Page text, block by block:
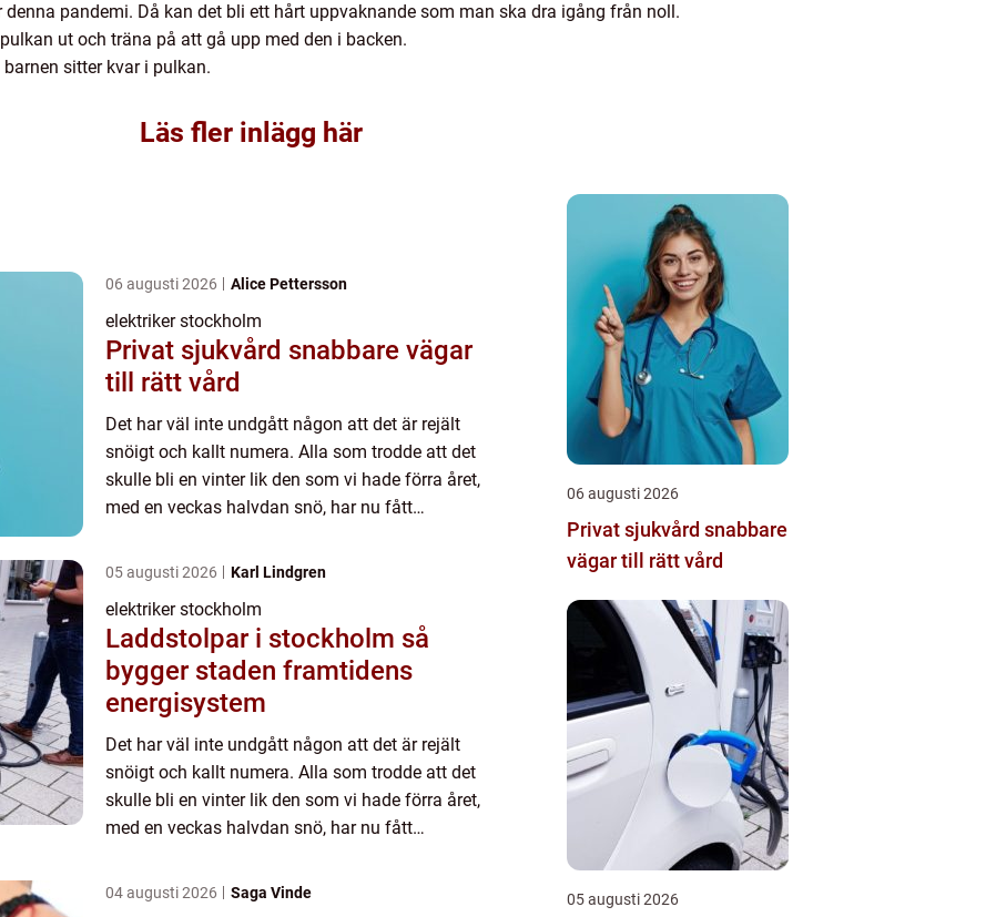
pandemi. Då kan det bli ett hårt uppvaknande som man ska dra igång från noll.
ut och träna på att gå upp med den i backen.
sitter kvar i pulkan.
Läs fler inlägg här
06 augusti 2026 Alice Pettersson
elektriker stockholm
Privat sjukvård snabbare vägar
till rätt vård
Det har väl inte undgått någon att det är rejält
snöigt och kallt numera. Alla som trodde att det
skulle bli en vinter lik den som vi hade förra året,
med en veckas halvdan snö, har nu fått
snön ligg...
05 augusti 2026 Karl Lindgren
elektriker stockholm
Laddstolpar i stockholm så
bygger staden framtidens
energisystem
Det har väl inte undgått någon att det är rejält
snöigt och kallt numera. Alla som trodde att det
skulle bli en vinter lik den som vi hade förra året,
med en veckas halvdan snö, har nu fått
snön ligg...
04 augusti 2026 Saga Vinde
06 augusti 2026
Privat sjukvård snabbare
vägar till rätt vård
05 augusti 2026